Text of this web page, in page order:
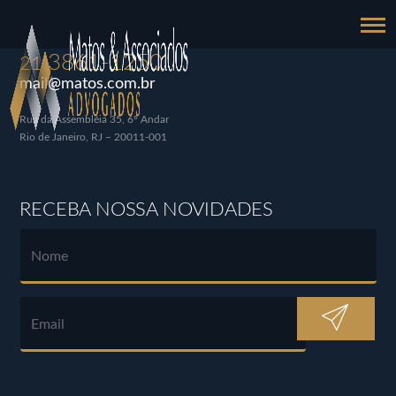
213861-1250
mail@matos.com.br
Rua da Assembléia 35, 6º Andar
Rio de Janeiro, RJ – 20011-001
RECEBA NOSSA NOVIDADES